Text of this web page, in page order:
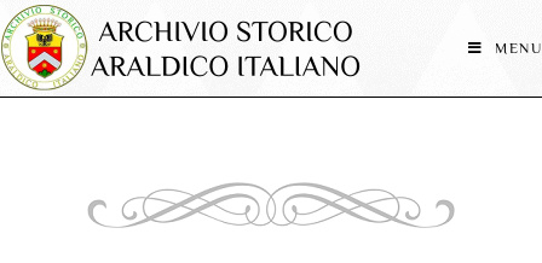
MENU